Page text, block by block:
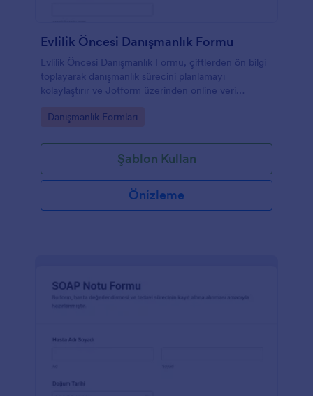
Evlilik Öncesi Danışmanlık Formu
Evlilik Öncesi Danışmanlık Formu, çiftlerden ön bilgi
toplayarak danışmanlık sürecini planlamayı
kolaylaştırır ve Jotform üzerinden online veri
yardımcı olur.
Go to Category:
Danışmanlık Formları
Şablon Kullan
Önizleme